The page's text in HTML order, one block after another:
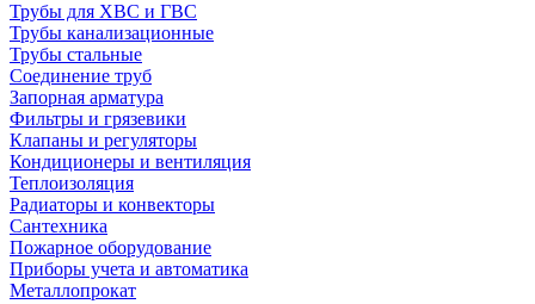
Трубы для ХВС и ГВС
Трубы канализационные
Трубы стальные
Соединение труб
Запорная арматура
Фильтры и грязевики
Клапаны и регуляторы
Кондиционеры и вентиляция
Теплоизоляция
Радиаторы и конвекторы
Сантехника
Пожарное оборудование
Приборы учета и автоматика
Металлопрокат